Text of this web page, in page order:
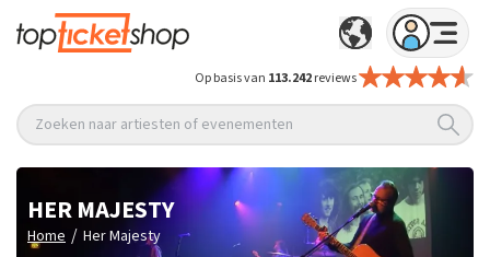
Op basis van 113.242reviews
Zoeken naar artiesten of evenementen
HER MAJESTY
Home / Her Majesty